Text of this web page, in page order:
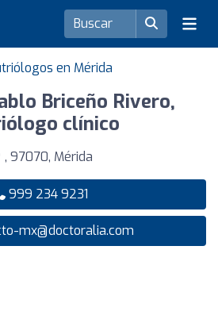
en Mérida
Briceño Rivero,
clínico
, 97070, Mérida
999 234 9231
mx@doctoralia.com